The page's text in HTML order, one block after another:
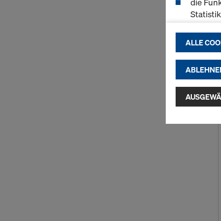
Indem Sie
USA
Garantien
hierauf.
Zugriff
zur
ALLE